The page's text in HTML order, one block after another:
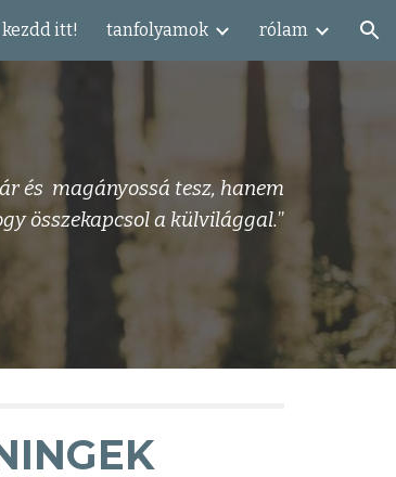
kezdd itt! tanfolyamok rólam
és magányossá tesz, hanem
összekapcsol a külvilággal.”